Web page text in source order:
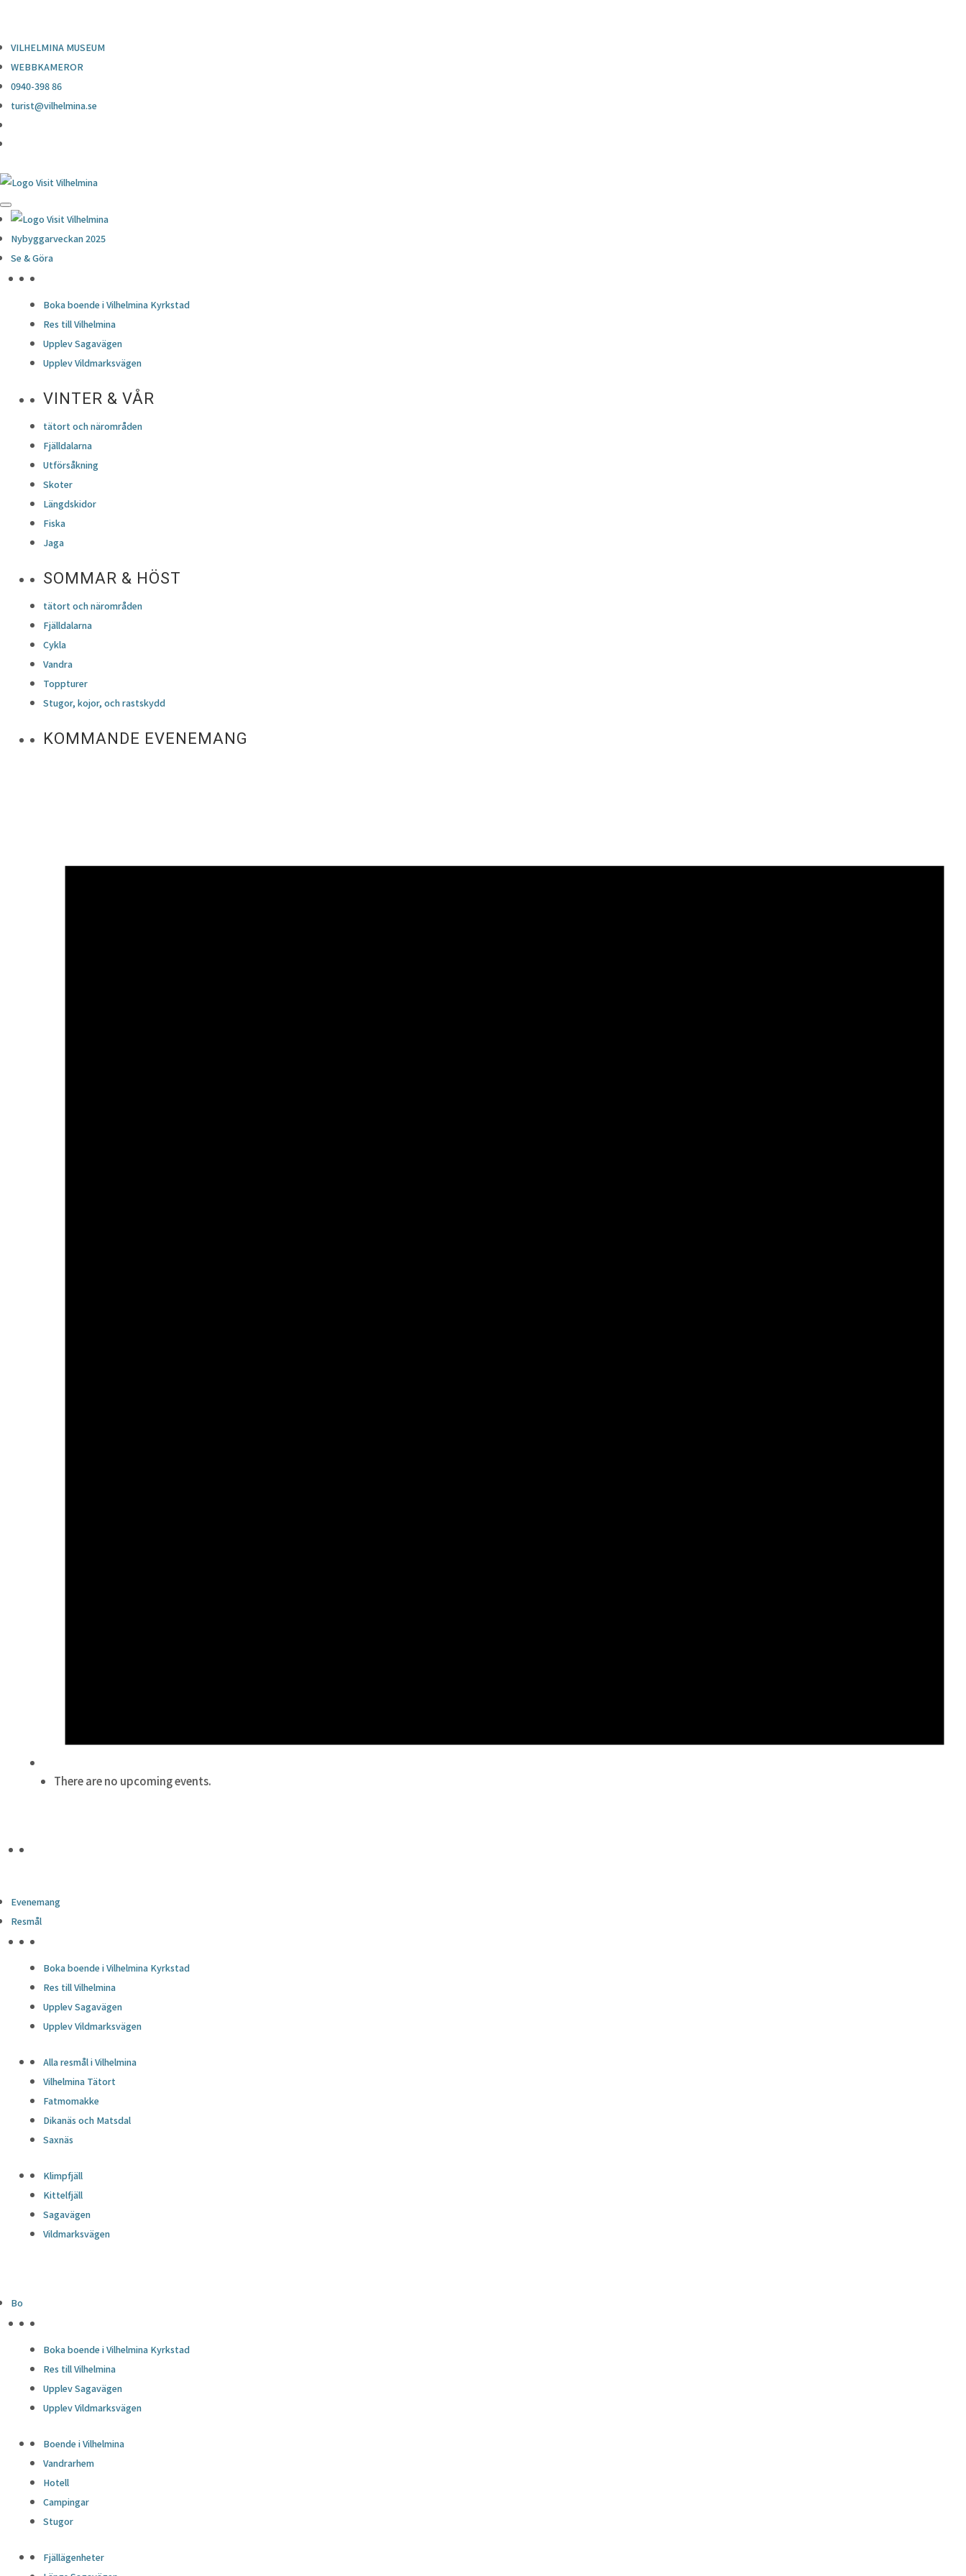
VILHELMINA MUSEUM
WEBBKAMEROR
0940-398 86
turist@vilhelmina.se
Nybyggarveckan 2025
Se & Göra
Boka boende i Vilhelmina Kyrkstad
Res till Vilhelmina
Upplev Sagavägen
Upplev Vildmarksvägen
VINTER & VÅR
tätort och närområden
Fjälldalarna
Utförsåkning
Skoter
Längdskidor
Fiska
Jaga
SOMMAR & HÖST
tätort och närområden
Fjälldalarna
Cykla
Vandra
Toppturer
Stugor, kojor, och rastskydd
KOMMANDE EVENEMANG
There are no upcoming events.
Evenemang
Resmål
Boka boende i Vilhelmina Kyrkstad
Res till Vilhelmina
Upplev Sagavägen
Upplev Vildmarksvägen
Alla resmål i Vilhelmina
Vilhelmina Tätort
Fatmomakke
Dikanäs och Matsdal
Saxnäs
Klimpfjäll
Kittelfjäll
Sagavägen
Vildmarksvägen
Bo
Boka boende i Vilhelmina Kyrkstad
Res till Vilhelmina
Upplev Sagavägen
Upplev Vildmarksvägen
Boende i Vilhelmina
Vandrarhem
Hotell
Campingar
Stugor
Fjällägenheter